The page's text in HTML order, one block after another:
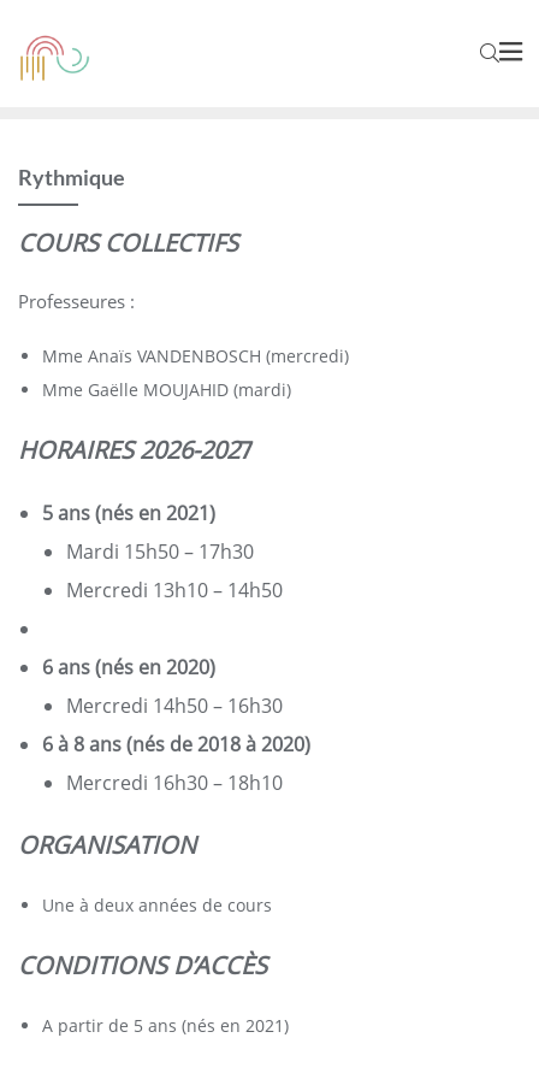
Rythmique
COURS COLLECTIFS
Professeures :
Mme Anaïs VANDENBOSCH (mercredi)
Mme Gaëlle MOUJAHID (mardi)
HORAIRES 2026-2027
5 ans (nés en 2021)
Mardi 15h50 – 17h30
Mercredi 13h10 – 14h50
6 ans (nés en 2020)
Mercredi 14h50 – 16h30
6 à 8 ans (nés de 2018 à 2020)
Mercredi 16h30 – 18h10
ORGANISATION
Une à deux années de cours
CONDITIONS D’ACCÈS
A partir de 5 ans (nés en 2021)